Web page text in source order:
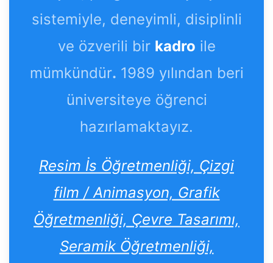
sistemiyle, deneyimli, disiplinli
ve özverili bir kadro ile
mümkündür. 1989 yılından beri
üniversiteye öğrenci
hazırlamaktayız.
Resim İs Öğretmenliği, Çizgi
film / Animasyon, Grafik
Öğretmenliği, Çevre Tasarımı,
Seramik Öğretmenliği,